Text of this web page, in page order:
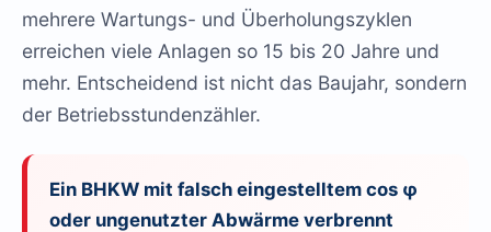
mehrere Wartungs- und Überholungszyklen
erreichen viele Anlagen so 15 bis 20 Jahre und
mehr. Entscheidend ist nicht das Baujahr, sondern
der Betriebsstundenzähler.
Ein BHKW mit falsch eingestelltem cos φ
oder ungenutzter Abwärme verbrennt